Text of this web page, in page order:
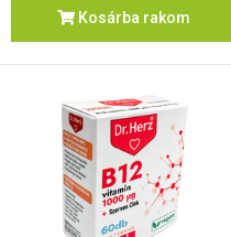
Kosárba rakom